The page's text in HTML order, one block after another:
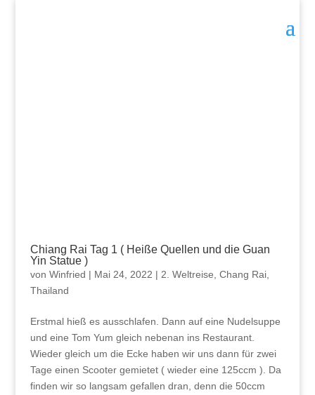
Chiang Rai Tag 1 ( Heiße Quellen und die Guan
Yin Statue )
von Winfried | Mai 24, 2022 | 2. Weltreise Chang Rai,
Thailand
Erstmal hieß es ausschlafen. Dann auf eine Nudelsuppe
und eine Tom Yum gleich nebenan ins Restaurant.
Wieder gleich um die Ecke haben wir uns dann für zwei
Tage einen Scooter gemietet ( wieder eine 125ccm ). Da
finden wir so langsam gefallen dran, denn die 50ccm